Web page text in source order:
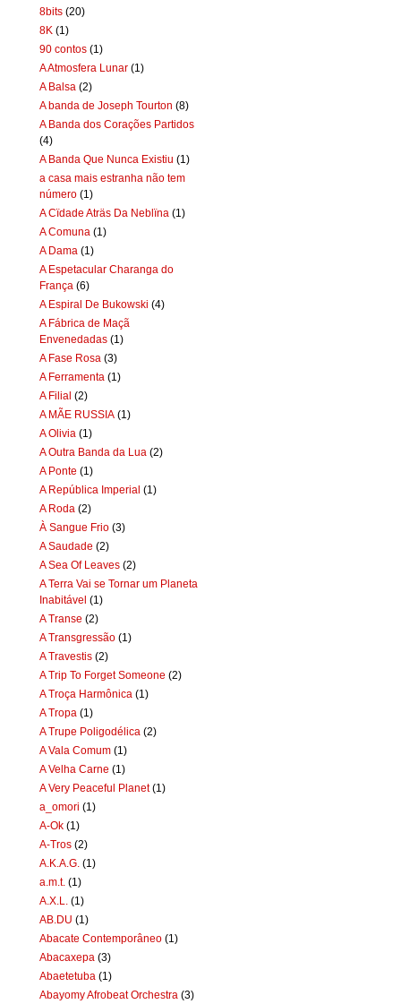
8bits (20)
8K (1)
90 contos (1)
A Atmosfera Lunar (1)
A Balsa (2)
A banda de Joseph Tourton (8)
A Banda dos Corações Partidos
(4)
A Banda Que Nunca Existiu (1)
a casa mais estranha não tem
número (1)
A Cïdade Aträs Da Neblïna (1)
A Comuna (1)
A Dama (1)
A Espetacular Charanga do
França (6)
A Espiral De Bukowski (4)
A Fábrica de Maçã
Envenedadas (1)
A Fase Rosa (3)
A Ferramenta (1)
A Filial (2)
A MÃE RUSSIA (1)
A Olivia (1)
A Outra Banda da Lua (2)
A Ponte (1)
A República Imperial (1)
A Roda (2)
À Sangue Frio (3)
A Saudade (2)
A Sea Of Leaves (2)
A Terra Vai se Tornar um Planeta
Inabitável (1)
A Transe (2)
A Transgressão (1)
A Travestis (2)
A Trip To Forget Someone (2)
A Troça Harmônica (1)
A Tropa (1)
A Trupe Poligodélica (2)
A Vala Comum (1)
A Velha Carne (1)
A Very Peaceful Planet (1)
a_omori (1)
A-Ok (1)
A-Tros (2)
A.K.A.G. (1)
a.m.t. (1)
A.X.L.
(1)
AB.DU (1)
Abacate Contemporâneo (1)
Abacaxepa (3)
Abaetetuba (1)
Abayomy Afrobeat Orchestra (3)